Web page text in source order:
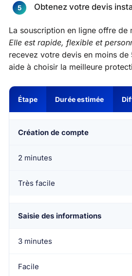
Obtenez votre devis
La souscription en ligne offre de
Elle est rapide, flexible et
recevez votre devis en moins de
aide à choisir la meilleure
Étape Durée estimée
Création de compte
2 minutes
Très facile
Saisie des informations
3 minutes
Facile